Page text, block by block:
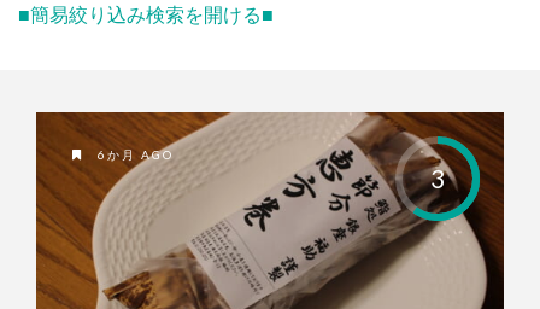
■簡易絞り込み検索を開ける■
3
6か月 AGO